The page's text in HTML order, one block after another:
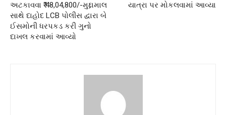
અટકાવવા ₹ 48,04,800/-મુદ્દામાલ
સાથે દાહોદ LCB પોલીસ દ્વારા બે
ઈસમોની ધરપકડ કરી ગુનો
દાખલ કરવામાં આવ્યો
યાત્રા પર મોકલવામાં આવ્યા